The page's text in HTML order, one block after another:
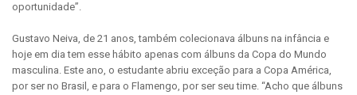
oportunidade”.
Gustavo Neiva, de 21 anos, também colecionava álbuns na infância e
hoje em dia tem esse hábito apenas com álbuns da Copa do Mundo
masculina. Este ano, o estudante abriu exceção para a Copa América,
por ser no Brasil, e para o Flamengo, por ser seu time. “Acho que álbuns